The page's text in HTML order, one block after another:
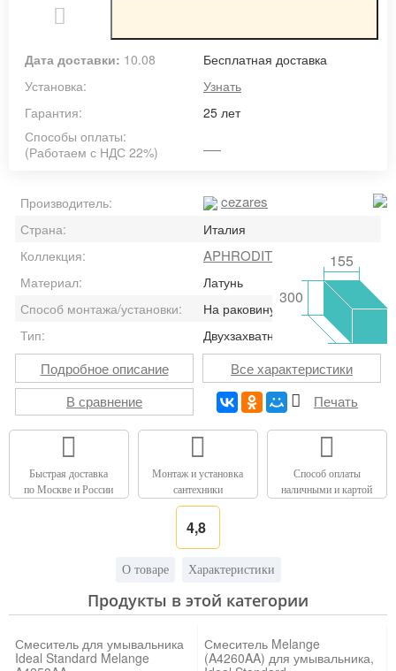
Дата доставки: 10.08
Бесплатная доставка
Установка:
Узнать
Гарантия:
25 лет
Способы оплаты:
(Работаем с НДС 22%)
Производитель: cezares
Страна:
Италия
Коллекция:
APHRODITE
Материал:
Латунь
Способ монтажа/установки:
На раковину/мойку
Тип:
Двухзахватный
300
155
Подробное описание
Все характеристики
В сравнение
Печать
Быстрая доставка
по Москве и России
Монтаж и установка
сантехники
Способ оплаты
наличными и картой
4,8
О товаре Характеристики
Продукты в этой категории
Смеситель для умывальника
Ideal Standard Melange
Смеситель Melange
(A4260AA) для умывальника,